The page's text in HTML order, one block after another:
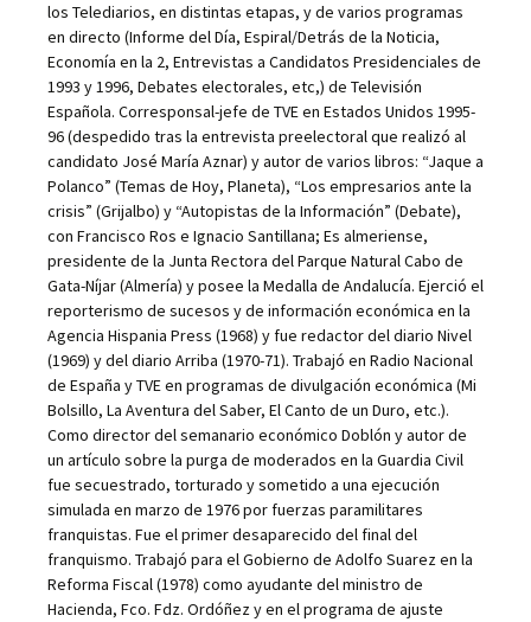
los Telediarios, en distintas etapas, y de varios programas
en directo (Informe del Día, Espiral/Detrás de la Noticia,
Economía en la 2, Entrevistas a Candidatos Presidenciales de
1993 y 1996, Debates electorales, etc,) de Televisión
Española. Corresponsal-jefe de TVE en Estados Unidos 1995-
96 (despedido tras la entrevista preelectoral que realizó al
candidato José María Aznar) y autor de varios libros: “Jaque a
Polanco” (Temas de Hoy, Planeta), “Los empresarios ante la
crisis” (Grijalbo) y “Autopistas de la Información” (Debate),
con Francisco Ros e Ignacio Santillana; Es almeriense,
presidente de la Junta Rectora del Parque Natural Cabo de
Gata-Níjar (Almería) y posee la Medalla de Andalucía. Ejerció el
reporterismo de sucesos y de información económica en la
Agencia Hispania Press (1968) y fue redactor del diario Nivel
(1969) y del diario Arriba (1970-71). Trabajó en Radio Nacional
de España y TVE en programas de divulgación económica (Mi
Bolsillo, La Aventura del Saber, El Canto de un Duro, etc.).
Como director del semanario económico Doblón y autor de
un artículo sobre la purga de moderados en la Guardia Civil
fue secuestrado, torturado y sometido a una ejecución
simulada en marzo de 1976 por fuerzas paramilitares
franquistas. Fue el primer desaparecido del final del
franquismo. Trabajó para el Gobierno de Adolfo Suarez en la
Reforma Fiscal (1978) como ayudante del ministro de
Hacienda, Fco. Fdz. Ordóñez y en el programa de ajuste